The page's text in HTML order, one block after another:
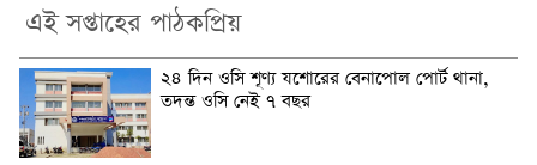
এই সপ্তাহের পাঠকপ্রিয়
২৪ দিন ওসি শূণ্য যশোরের বেনাপোল পোর্ট থানা,
তদন্ত ওসি নেই ৭ বছর